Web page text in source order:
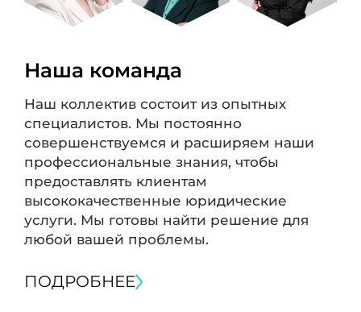
Наша команда
Наш коллектив состоит из опытных
специалистов. Мы постоянно
совершенствуемся и расширяем наши
профессиональные знания, чтобы
предоставлять клиентам
высококачественные юридические
услуги. Мы готовы найти решение для
любой вашей проблемы.
ПОДРОБНЕЕ